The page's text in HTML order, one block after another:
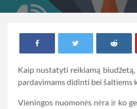
Kaip nustatyti reikiamą
pardavimams didinti bei šaltiems
Vieningos nuomonės nėra ir ko